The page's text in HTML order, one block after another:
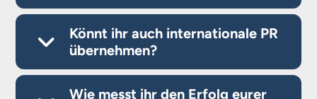
Könnt ihr auch internationale PR
übernehmen?
Wie messt ihr den Erfolg eurer